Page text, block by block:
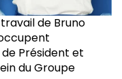
de Bruno
Président et
du Groupe